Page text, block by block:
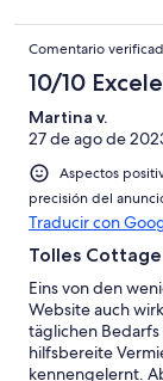
Comentario
10/10
Martina v.
27 de ago de
Aspectos
precisión del
Traducir con
Tolles
Eins von den
Website auch
täglichen
hilfsbereite
kennengelernt.